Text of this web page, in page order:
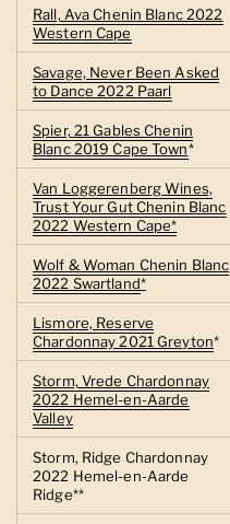
Rall, Ava Chenin Blanc 2022
Western Cape
Savage, Never Been Asked
to Dance 2022 Paarl
Spier, 21 Gables Chenin
Blanc 2019 Cape Town*
Van Loggerenberg Wines,
Trust Your Gut Chenin Blanc
2022 Western Cape*
Wolf & Woman Chenin Blanc
2022 Swartland*
Lismore, Reserve
Chardonnay 2021 Greyton*
Storm, Vrede Chardonnay
2022 Hemel-en-Aarde
Valley
Storm, Ridge Chardonnay
2022 Hemel-en-Aarde
Ridge**